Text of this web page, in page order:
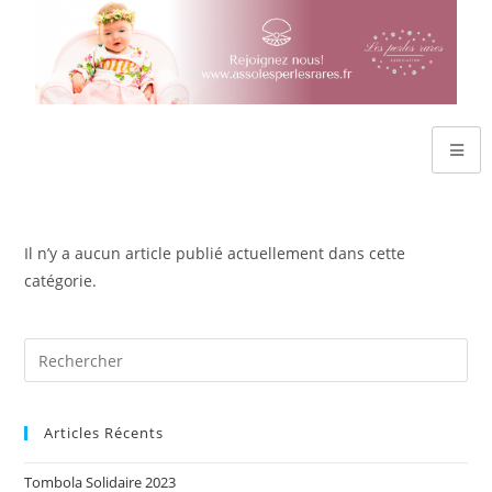
Il n’y a aucun article publié actuellement dans cette
catégorie.
Articles Récents
Tombola Solidaire 2023